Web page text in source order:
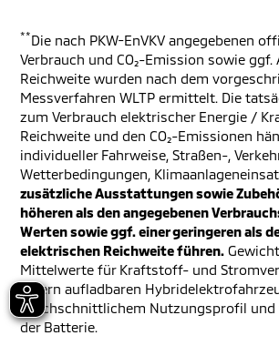
**Die nach PKW-EnVKV angegebenen
Verbrauch und CO₂-Emission sowie ggf.
Reichweite wurden nach dem
Messverfahren WLTP ermittelt. Die
zum Verbrauch elektrischer Energie /
Reichweite und den CO₂-Emissionen
individueller Fahrweise, Straßen-,
Wetterbedingungen,
zusätzliche Ausstattungen sowie
höheren als den angegebenen
Werten sowie ggf. einer geringeren als
elektrischen Reichweite führen.
Mittelwerte für Kraftstoff- und
extern aufladbaren
durchschnittlichem Nutzungsprofil und
der Batterie.